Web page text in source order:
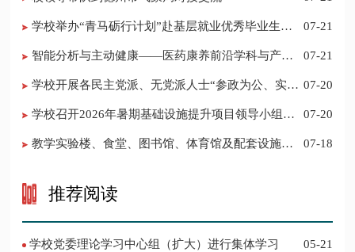
学校举办“青马砺行计划”赴基层就业优秀毕业生经
07-21
07-21
学校开展各民主党派、无党派人士“参政为公、实干
07-20
学校召开2026年暑期基础设施提升项目领导小组会
07-20
教学实验楼、食堂、图书馆、体育馆及配套设施提
07-18
推荐阅读
学校党委理论学习中心组（扩大）进行集体学习 05-21